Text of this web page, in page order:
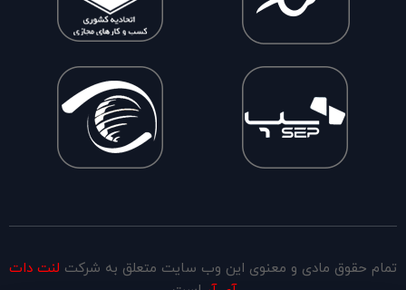
تمام حقوق مادی و معنوی این وب سایت متعلق به شرکت لنت دات